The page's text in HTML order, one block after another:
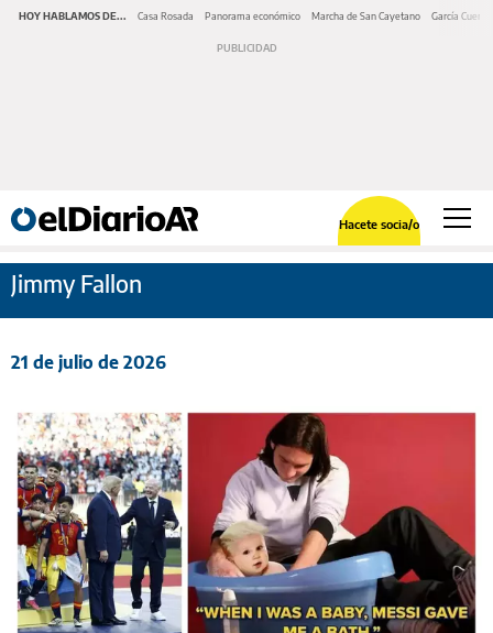
HOY HABLAMOS DE... Casa Rosada Panorama económico Marcha de San Cayetano García Cuerva
Hacete socia/o
Jimmy Fallon
21 de julio de 2026